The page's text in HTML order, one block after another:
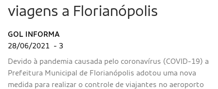
viagens a Florianópolis
GOL INFORMA
28/06/2021 - 3
Devido à pandemia causada pelo coronavírus (COVID-19) a
Prefeitura Municipal de Florianópolis adotou uma nova
medida para realizar o controle de viajantes no aeroporto